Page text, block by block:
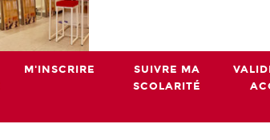
M'INSCRIRE
SUIVRE MA
SCOLARITÉ